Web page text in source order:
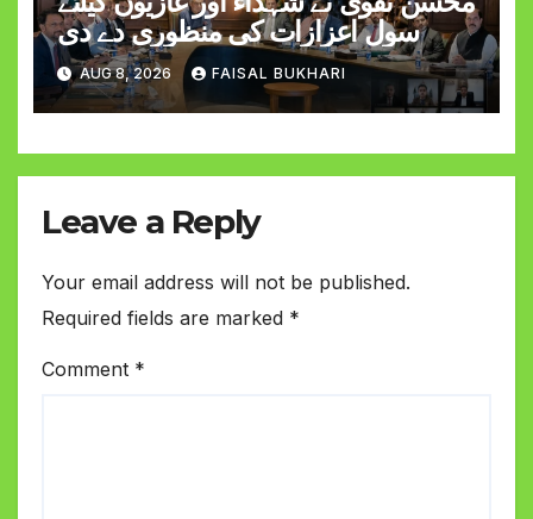
سول اعزازات کی منظوری دے دی
AUG 8, 2026 FAISAL BUKHARI
Leave a Reply
Your email address will not be published.
Required fields are marked *
Comment *